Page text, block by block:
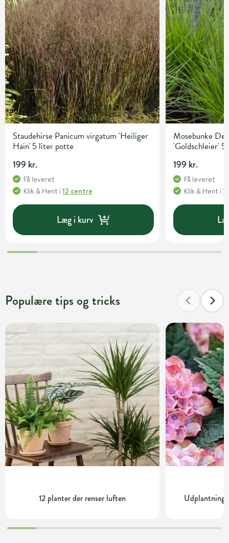
Staudehirse Panicum virgatum 'Heiliger
Hain' 5 liter potte
199 kr.
Få leveret
Klik & Hent i 12 centre
Læg i kurv
Mosebunke
'Goldschleier'
199 kr.
Få leveret
Klik & Hent i
Populære tips og tricks
12 planter der renser luften Udplantning